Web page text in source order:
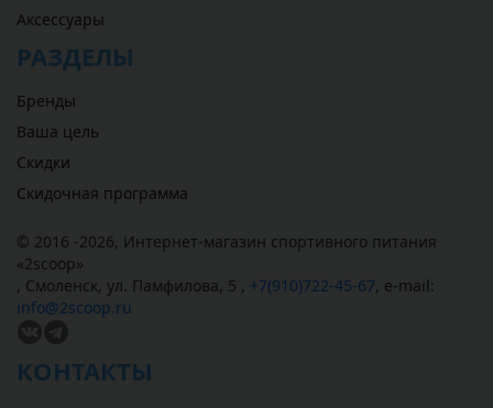
Аксессуары
РАЗДЕЛЫ
Бренды
Ваша цель
Скидки
Скидочная программа
© 2016 -2026, Интернет-магазин спортивного питания
«2scoop»
, Смоленск, ул. Памфилова, 5 , +7(910)722-45-67, e-mail:
info@2scoop.ru
КОНТАКТЫ